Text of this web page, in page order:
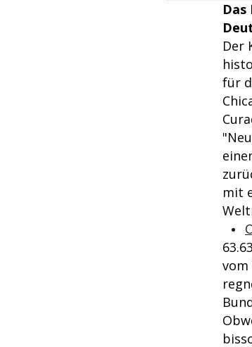
Der
für
mit
vom